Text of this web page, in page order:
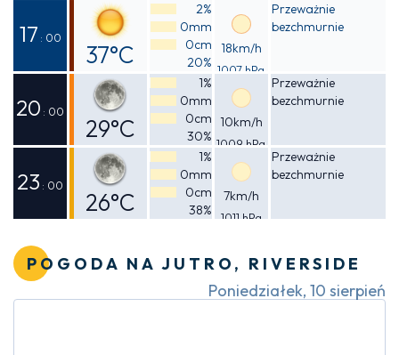
Odczuwalna
38°C
17 : 00
37°C
Odczuwalna
36°C
2%
0mm
0cm
20%
18km/h
1007 hPa
Przeważnie
bezchmurnie
20 : 00
29°C
Odczuwalna
28°C
1%
0mm
0cm
30%
10km/h
1009 hPa
Przeważnie
bezchmurnie
23 : 00
26°C
1%
0mm
0cm
38%
7km/h
1011 hPa
Przeważnie
bezchmurnie
POGODA NA JUTRO, RIVERSIDE
Poniedziałek, 10 sierpień